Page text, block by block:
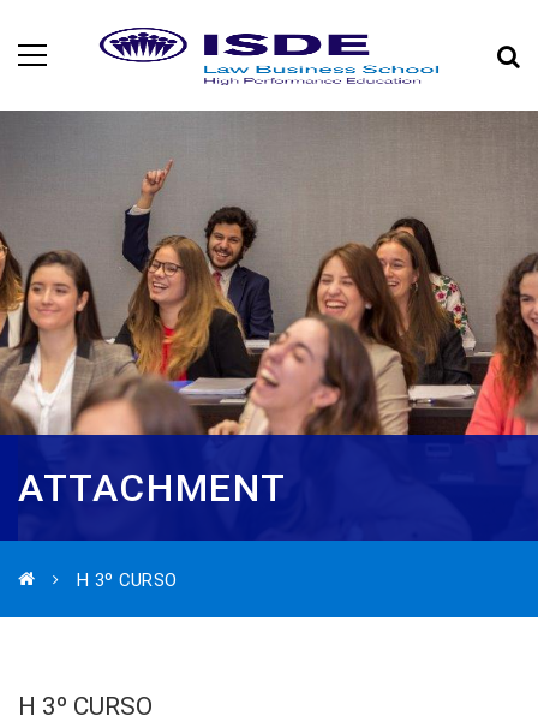
ATTACHMENT
H 3º CURSO
H 3º CURSO